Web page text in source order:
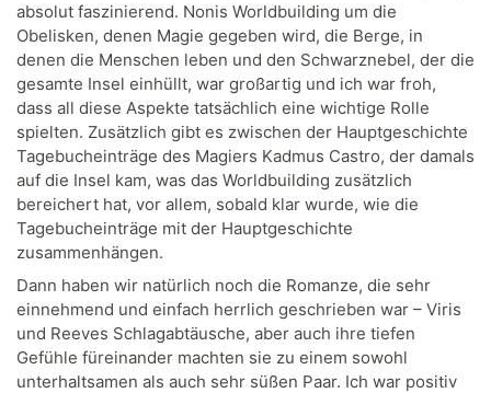
absolut faszinierend. Nonis Worldbuilding um die
Obelisken, denen Magie gegeben wird, die Berge, in
denen die Menschen leben und den Schwarznebel, der die
gesamte Insel einhüllt, war großartig und ich war froh,
dass all diese Aspekte tatsächlich eine wichtige Rolle
spielten. Zusätzlich gibt es zwischen der Hauptgeschichte
Tagebucheinträge des Magiers Kadmus Castro, der damals
auf die Insel kam, was das Worldbuilding zusätzlich
bereichert hat, vor allem, sobald klar wurde, wie die
Tagebucheinträge mit der Hauptgeschichte
zusammenhängen.
Dann haben wir natürlich noch die Romanze, die sehr
einnehmend und einfach herrlich geschrieben war – Viris
und Reeves Schlagabtäusche, aber auch ihre tiefen
Gefühle füreinander machten sie zu einem sowohl
unterhaltsamen als auch sehr süßen Paar. Ich war positiv